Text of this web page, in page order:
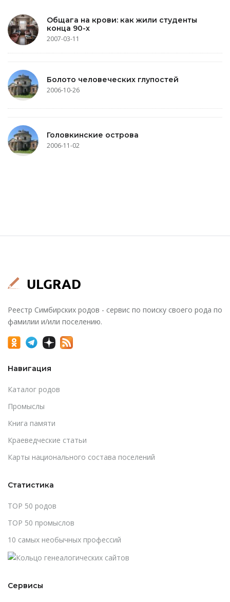
Общага на крови: как жили студенты
конца 90-х
2007-03-11
Болото человеческих глупостей
2006-10-26
Головкинские острова
2006-11-02
Реестр Симбирских родов - сервис по поиску своего рода по
фамилии и/или поселению.
Навигация
Каталог родов
Промыслы
Книга памяти
Краеведческие статьи
Карты национального состава поселений
Статистика
TOP 50 родов
TOP 50 промыслов
10 самых необычных профессий
Сервисы